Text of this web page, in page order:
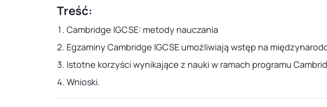
Treść:
Cambridge IGCSE: metody nauczania
Egzaminy Cambridge IGCSE umożliwiają wstęp na
Istotne korzyści wynikające z nauki w ramach programu
Wnioski.